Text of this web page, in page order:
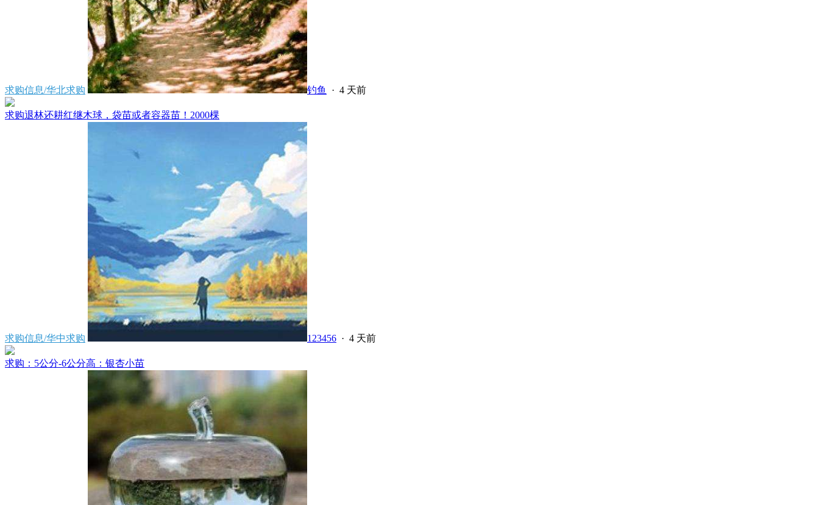
求购信息/华北求购 钓鱼 · 4 天前
求购退林还耕红继木球，袋苗或者容器苗！2000棵
求购信息/华中求购 123456 · 4 天前
求购：5公分-6公分高：银杏小苗